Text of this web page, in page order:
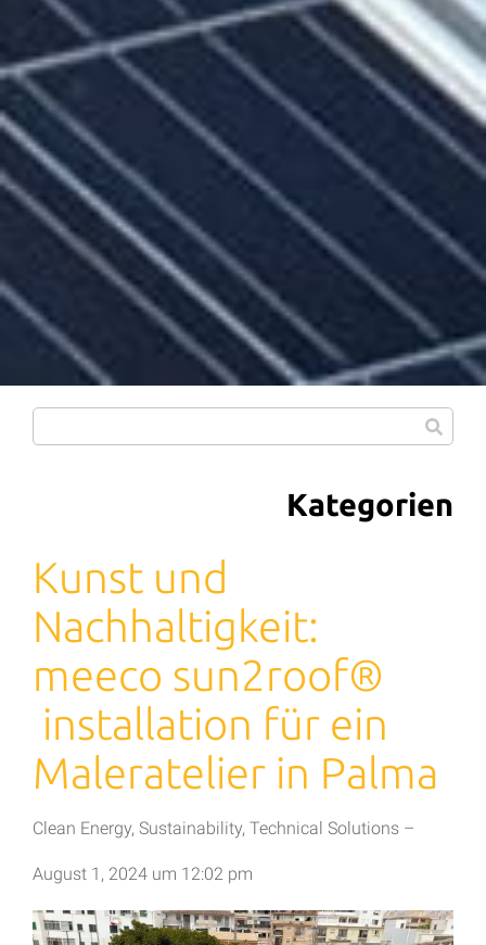
Kunst und
Nachhaltigkeit:
meeco sun2roof®
installation für ein
Maleratelier in Palma
Clean Energy, Sustainability, Technical Solutions –
August 1, 2024 um 12:02 pm
Kategorien